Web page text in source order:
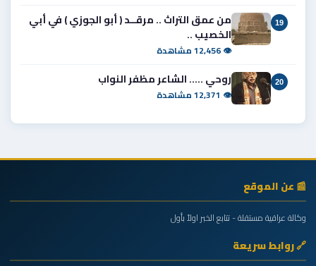
19
من عمق التراث .. مرقــد ( أبو الجوزي ) في أبي
الخصيب ..
👁 12,456 مشاهدة
20 روحي ..... الشاعر مظفر النواب
👁 12,371 مشاهدة
📰 عن الموقع
وكالة عراقية مستقلة - تتابع الخبر اولاً بأول
🔗 روابط سريعة